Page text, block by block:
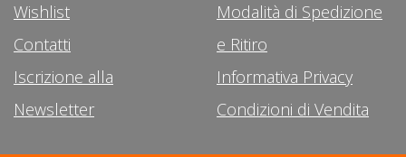
Wishlist
Contatti
Iscrizione alla
Newsletter
Modalità di Spedizione
e Ritiro
Informativa Privacy
Condizioni di Vendita